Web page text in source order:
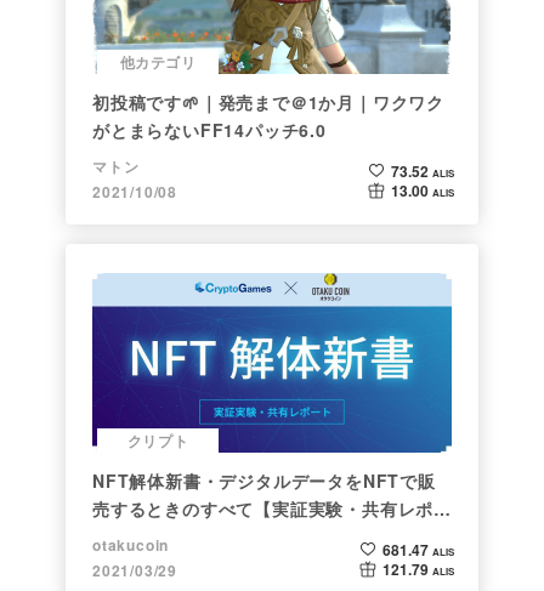
他カテゴリ
初投稿です🌱｜発売まで＠1か月｜ワクワク
がとまらないFF14パッチ6.0
マトン
2021/10/08
73.52 ALIS
13.00 ALIS
クリプト
NFT解体新書・デジタルデータをNFTで販
売するときのすべて【実証実験・共有レポー
ト】
otakucoin
2021/03/29
681.47 ALIS
121.79 ALIS